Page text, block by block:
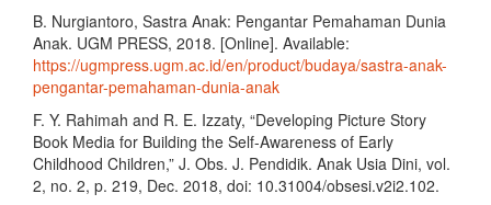
B. Nurgiantoro, Sastra Anak: Pengantar Pemahaman Dunia
Anak. UGM PRESS, 2018. [Online]. Available:
https://ugmpress.ugm.ac.id/en/product/budaya/sastra-anak-
pengantar-pemahaman-dunia-anak
F. Y. Rahimah and R. E. Izzaty, “Developing Picture Story
Book Media for Building the Self-Awareness of Early
Childhood Children,” J. Obs. J. Pendidik. Anak Usia Dini, vol.
2, no. 2, p. 219, Dec. 2018, doi: 10.31004/obsesi.v2i2.102.